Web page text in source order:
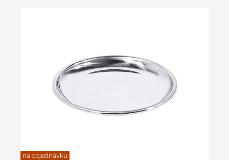
na objednávku